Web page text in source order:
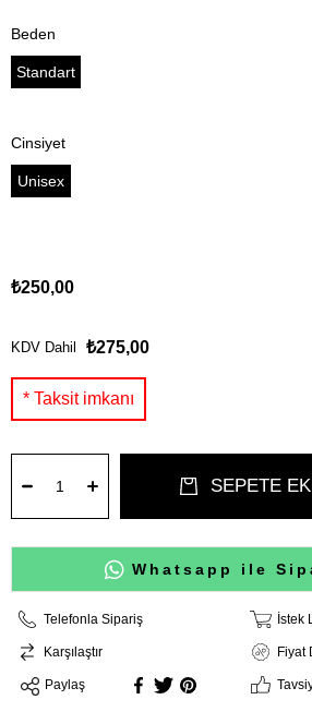
Beden
Standart
Cinsiyet
Unisex
₺250,00
KDV Dahil ₺275,00
Whatsapp ile
Telefonla Sipariş İstek
Karşılaştır Fiyat
Paylaş